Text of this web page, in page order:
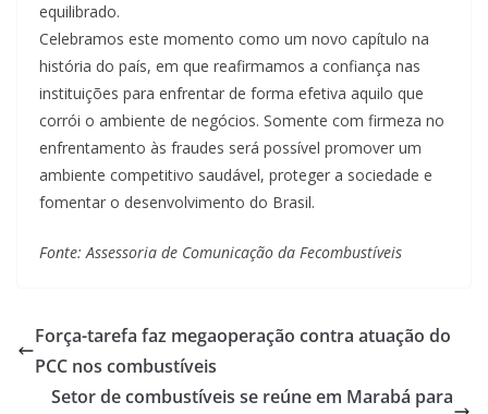
equilibrado.
Celebramos este momento como um novo capítulo na
história do país, em que reafirmamos a confiança nas
instituições para enfrentar de forma efetiva aquilo que
corrói o ambiente de negócios. Somente com firmeza no
enfrentamento às fraudes será possível promover um
ambiente competitivo saudável, proteger a sociedade e
fomentar o desenvolvimento do Brasil.
Fonte: Assessoria de Comunicação da Fecombustíveis
Força-tarefa faz megaoperação contra atuação do
PCC nos combustíveis
Setor de combustíveis se reúne em Marabá para